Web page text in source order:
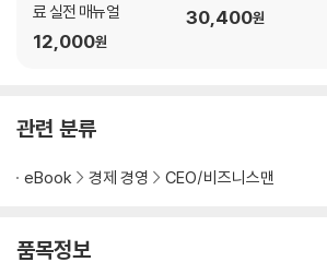
료 실전 매뉴얼
12,000원
30,400원
관련 분류
eBook 경제 경영 CEO/비즈니스맨
품목정보